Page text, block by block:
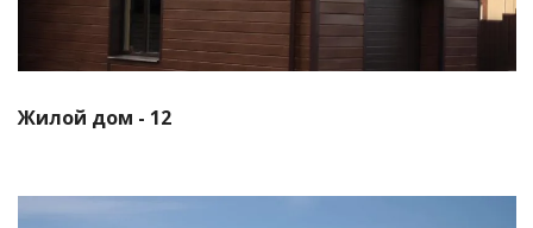
Жилой дом - 12